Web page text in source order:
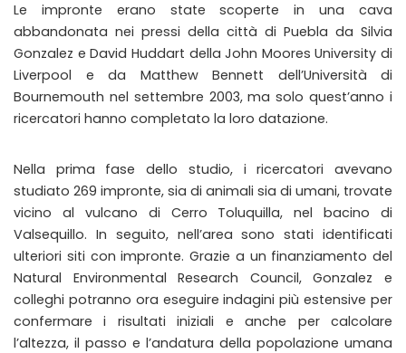
Le impronte erano state scoperte in una cava
abbandonata nei pressi della città di Puebla da Silvia
Gonzalez e David Huddart della John Moores University di
Liverpool e da Matthew Bennett dell’Università di
Bournemouth nel settembre 2003, ma solo quest’anno i
ricercatori hanno completato la loro datazione.
Nella prima fase dello studio, i ricercatori avevano
studiato 269 impronte, sia di animali sia di umani, trovate
vicino al vulcano di Cerro Toluquilla, nel bacino di
Valsequillo. In seguito, nell’area sono stati identificati
ulteriori siti con impronte. Grazie a un finanziamento del
Natural Environmental Research Council, Gonzalez e
colleghi potranno ora eseguire indagini più estensive per
confermare i risultati iniziali e anche per calcolare
l’altezza, il passo e l’andatura della popolazione umana